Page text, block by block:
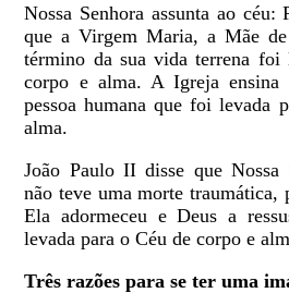
Nossa Senhora assunta ao
que a Virgem Maria, a Mãe
término da sua vida terrena foi
corpo e alma. A Igreja
pessoa humana que foi levada
alma.
João Paulo II disse que Nossa
não teve uma morte traumática,
Ela adormeceu e Deus a
levada para o Céu de corpo e
Três razões para se ter uma